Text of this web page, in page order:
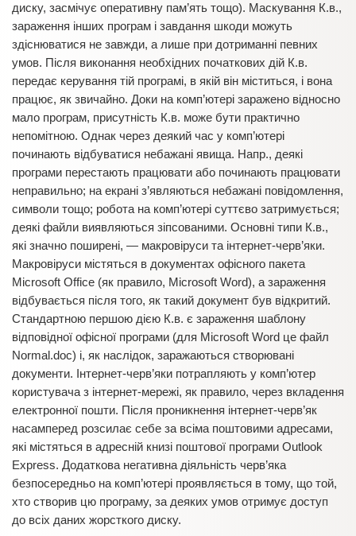
диску, засмічує оперативну пам’ять тощо). Маскування К.в.,
зараження інших програм і завдання шкоди можуть
здіснюватися не завжди, а лише при дотриманні певних
умов. Після виконання необхідних початкових дій К.в.
передає керування тій програмі, в якій він міститься, і вона
працює, як звичайно. Доки на комп’ютері заражено відносно
мало програм, присутність К.в. може бути практично
непомітною. Однак через деякий час у комп’ютері
починають відбуватися небажані явища. Напр., деякі
програми перестають працювати або починають працювати
неправильно; на екрані з’являються небажані повідомлення,
символи тощо; робота на комп’ютері суттєво затримується;
деякі файли виявляються зіпсованими. Основні типи К.в.,
які значно поширені, — макровіруси та інтернет-черв’яки.
Макровіруси містяться в документах офісного пакета
Microsoft Office (як правило, Microsoft Word), а зараження
відбувається після того, як такий документ був відкритий.
Стандартною першою дією К.в. є зараження шаблону
відповідної офісної програми (для Microsoft Word це файл
Normal.doс) і, як наслідок, заражаються створювані
документи. Інтернет-черв’яки потрапляють у комп’ютер
користувача з інтернет-мережі, як правило, через вкладення
електронної пошти. Після проникнення інтернет-черв’як
насамперед розсилає себе за всіма поштовими адресами,
які містяться в адресній книзі поштової програми Outlook
Express. Додаткова негативна діяльність черв’яка
безпосередньо на комп’ютері проявляється в тому, що той,
хто створив цю програму, за деяких умов отримує доступ
до всіх даних жорсткого диску.